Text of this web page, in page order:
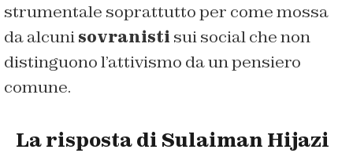
strumentale soprattutto per come mossa
da alcunisovranisti sui social che non
distinguono l’attivismo da un pensiero
comune.
La risposta di Sulaiman Hijazi